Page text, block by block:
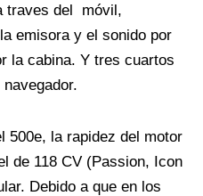
traves del
móvil,
emisora y el sonido por
la cabina. Y tres cuartos
500e, la rapidez del motor
de 118 CV (Passion, Icon
Debido a que en los